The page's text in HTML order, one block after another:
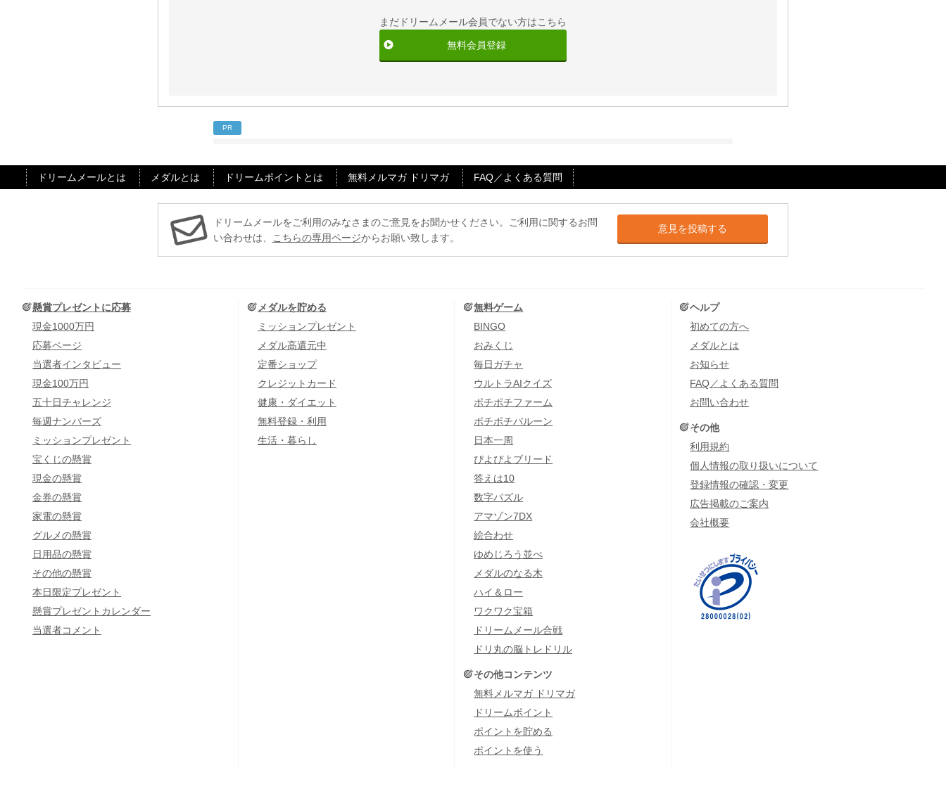
まだドリームメール会員でない方はこちら
無料会員登録
PR
ドリームメールとは メダルとは ドリームポイントとは 無料メルマガ ドリマガ FAQ／よくある質問
ドリームメールをご利用のみなさまのご意見をお聞かせください。ご利用に関するお問
い合わせは、
こちらの専用ページからお願い致します。
意見を投稿する
懸賞プレゼントに応募
現金1000万円
応募ページ
当選者インタビュー
現金100万円
五十日チャレンジ
毎週ナンバーズ
ミッションプレゼント
宝くじの懸賞
現金の懸賞
金券の懸賞
家電の懸賞
グルメの懸賞
日用品の懸賞
その他の懸賞
本日限定プレゼント
懸賞プレゼントカレンダー
当選者コメント
メダルを貯める
ミッションプレゼント
メダル高還元中
定番ショップ
クレジットカード
健康・ダイエット
無料登録・利用
生活・暮らし
無料ゲーム
BINGO
おみくじ
毎日ガチャ
ウルトラAIクイズ
ポチポチファーム
ポチポチバルーン
日本一周
ぴよぴよブリード
答えは10
数字パズル
アマゾン7DX
絵合わせ
ゆめじろう並べ
メダルのなる木
ハイ＆ロー
ワクワク宝箱
ドリームメール合戦
ドリ丸の脳トレドリル
その他コンテンツ
無料メルマガ ドリマガ
ドリームポイント
ポイントを貯める
ポイントを使う
ヘルプ
初めての方へ
メダルとは
お知らせ
FAQ／よくある質問
お問い合わせ
その他
利用規約
個人情報の取り扱いについて
登録情報の確認・変更
広告掲載のご案内
会社概要